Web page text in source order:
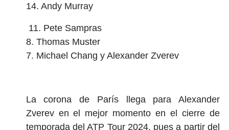
14. Andy Murray
11. Pete Sampras
8. Thomas Muster
7. Michael Chang y Alexander Zverev
La corona de París llega para Alexander
Zverev en el mejor momento en el cierre de
temporada del ATP Tour 2024, pues a partir del